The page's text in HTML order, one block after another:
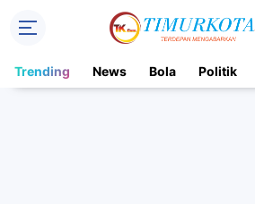
Trending News Bola Politik